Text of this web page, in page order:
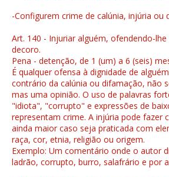
-Configurem crime de calúnia, injúria ou
Art. 140 - Injuriar alguém, ofendendo-
decoro.
Pena - detenção, de 1 (um) a 6 (seis)
É qualquer ofensa à dignidade de
contrário da calúnia ou difamação, não
mas uma opinião. O uso de palavras
"idiota", "corrupto" e expressões de
representam crime. A injúria pode fazer
ainda maior caso seja praticada com
raça, cor, etnia, religião ou origem.
Exemplo: Um comentário onde o autor
ladrão, corrupto, burro, salafrário e por